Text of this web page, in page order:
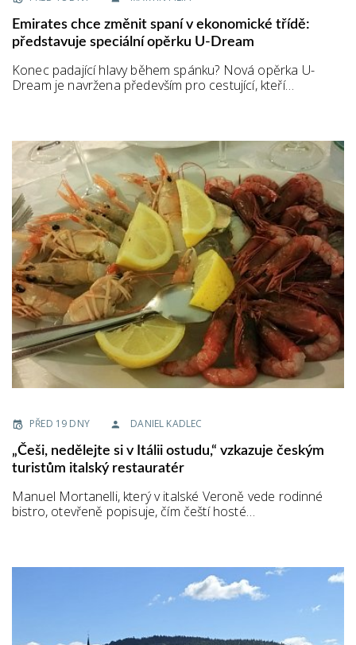
Emirates chce změnit spaní v ekonomické třídě:
představuje speciální opěrku U-Dream
Konec padající hlavy během spánku? Nová opěrka U-
Dream je navržena především pro cestující, kteří…
PŘED 19 DNY DANIEL KADLEC
„Češi, nedělejte si v Itálii ostudu,“ vzkazuje českým
turistům italský restauratér
Manuel Mortanelli, který v italské Veroně vede rodinné
bistro, otevřeně popisuje, čím čeští hosté…